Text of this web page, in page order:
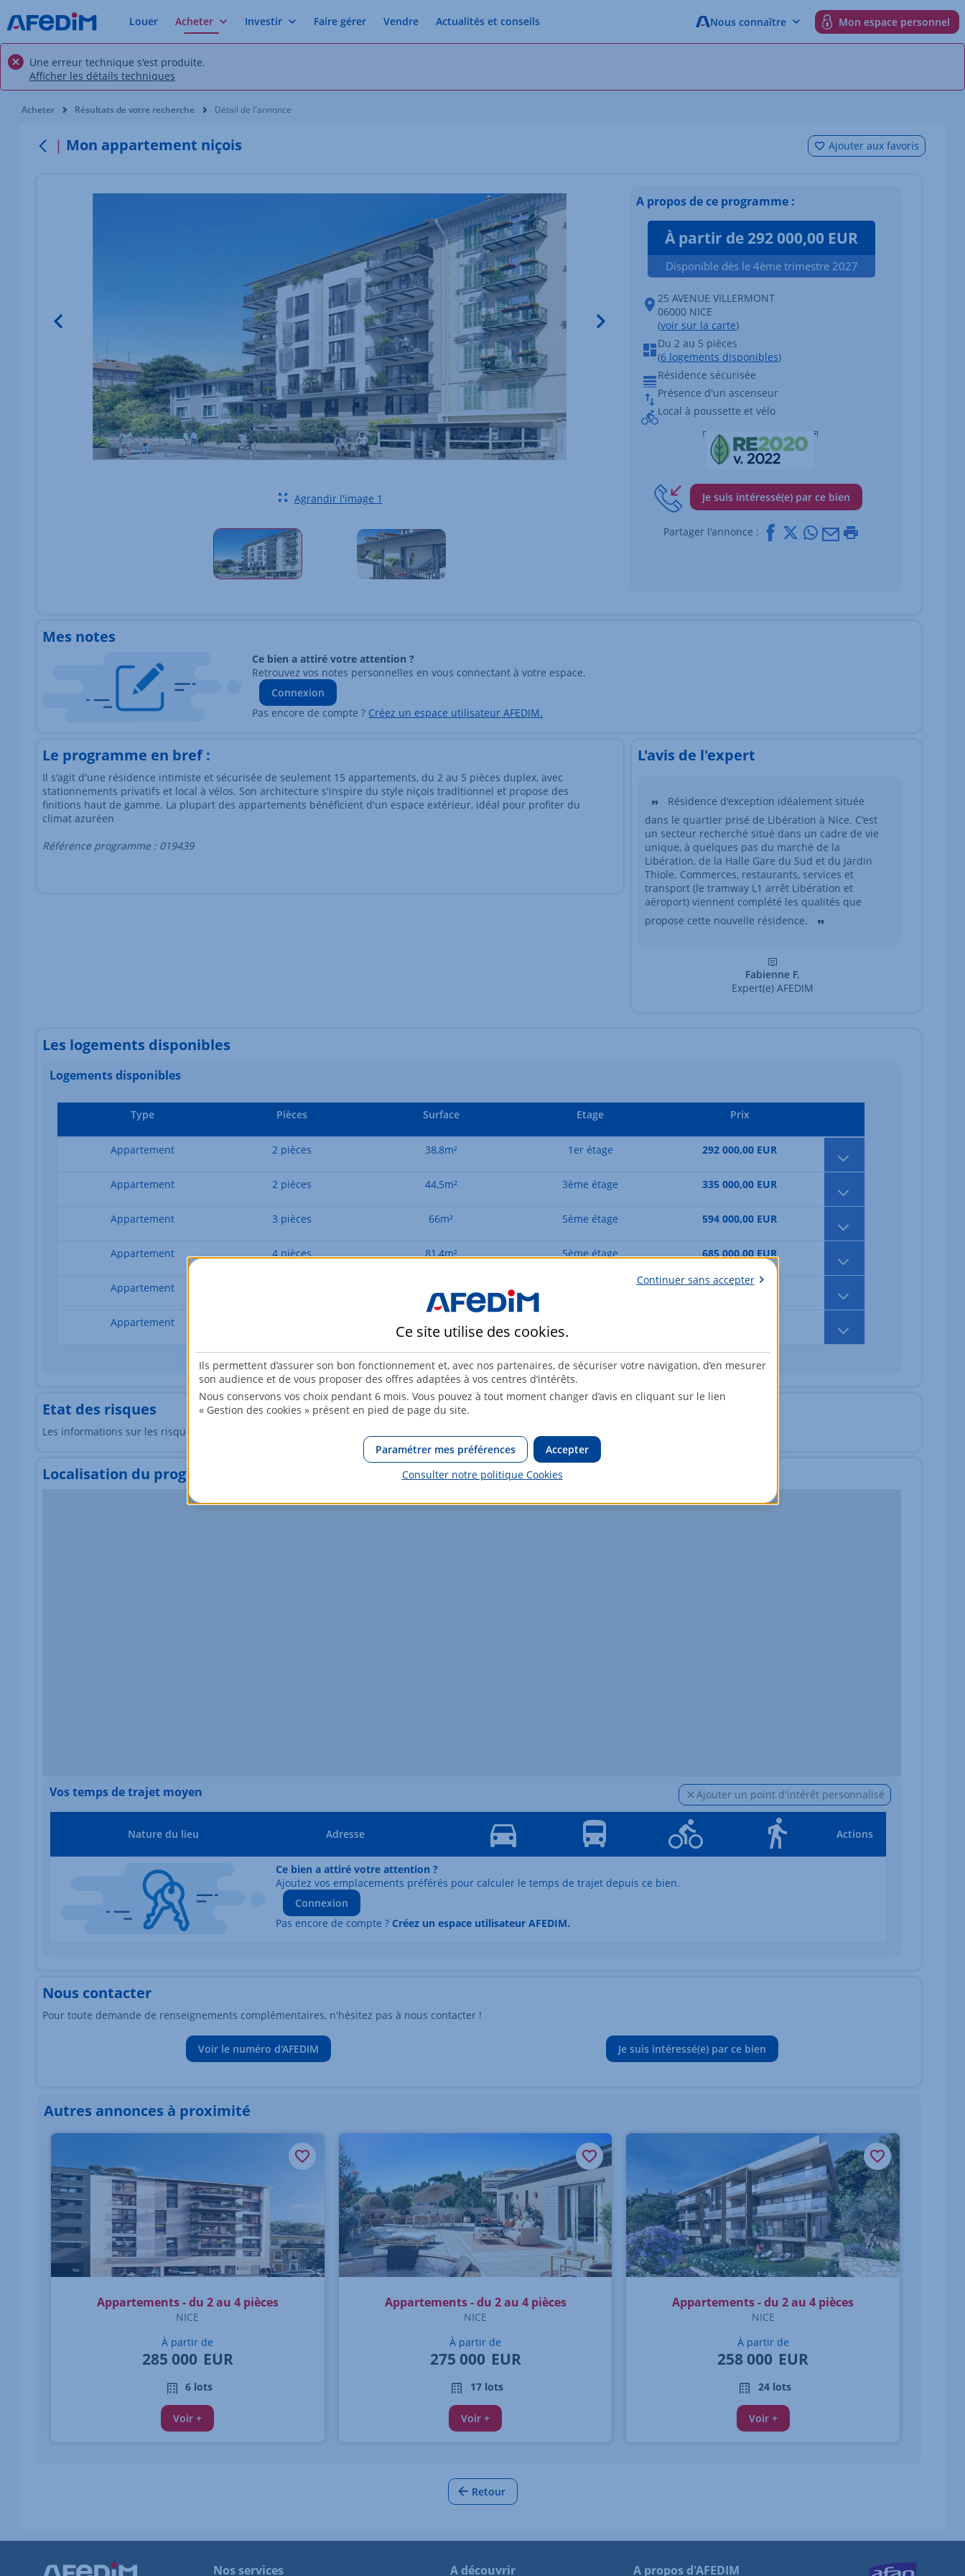
Louer Acheter Investir Faire gérer Vendre Actualités et conseils Nous connaître Mon espace personnel
Une erreur technique s'est produite.
Afficher les détails techniques
Vous êtes ici:
Acheter Résultats de votre recherche Détail de l'annonce
Retour
Mon appartement niçois Ajouter aux favoris
Image du bien Afficher l'élément précédent Image du bien Afficher l'élément suivant
Élément 1 sur 2
Agrandir l'image 1
A propos de ce programme :
À partir de 292 000,00 EUR
Disponible dès le 4ème trimestre 2027
25 AVENUE VILLERMONT
06000 NICE
(voir sur la carte)
Du 2 au 5 pièces
(6 logements disponibles)
Résidence sécurisée
Présence d'un ascenseur
Local à poussette et vélo
Je suis intéressé(e) par ce bien
Partager l'annonce : Facebook
X Whatsapp
Mail
Mes notes
Ce bien a attiré votre attention ?
Retrouvez vos notes personnelles en vous connectant à votre espace.
Connexion
Pas encore de compte ? Créez un espace utilisateur AFEDIM.
Le programme en bref :
Il s'agit d'une résidence intimiste et sécurisée de seulement 15 appartements, du 2 au 5 pièces duplex, avec
stationnements privatifs et local à vélos. Son architecture s'inspire du style niçois traditionnel et propose des
finitions haut de gamme. La plupart des appartements bénéficient d'un espace extérieur, idéal pour profiter du
climat azuréen
Référence programme : 019439
L'avis de l'expert
Résidence d'exception idéalement située
dans le quartier prisé de Libération à Nice. C'est
un secteur recherché situé dans un cadre de vie
unique, à quelques pas du marché de la
Libération, de la Halle Gare du Sud et du Jardin
Thiole. Commerces, restaurants, services et
transport (le tramway L1 arrêt Libération et
aéroport) viennent complété les qualités que
propose cette nouvelle résidence.
Fabienne F.
Expert(e) AFEDIM
Les logements disponibles
Logements disponibles
Type Pièces Surface Etage Prix
Appartement 2 pièces 38,8m² 1er étage 292 000,00 EUR
Appartement 2 pièces 44,5m² 3ème étage 335 000,00 EUR
Appartement 3 pièces 66m² 5ème étage 594 000,00 EUR
Appartement 4 pièces 81,4m² 5ème étage 685 000,00 EUR
Appartement 679 000,00 EUR
Appartement 80,3m²
Etat des risques
Les informations sur les risques auxquels ce bien est exposé sont disponibles sur le site Géorisques :
Localisation du programme
Vos temps de trajet moyen Ajouter un point d'intérêt personnalisé
Nature du lieu Adresse Actions
Ce bien a attiré votre attention ?
Ajoutez vos emplacements préférés pour calculer le temps de trajet depuis ce bien.
Connexion
Pas encore de compte ? Créez un espace utilisateur AFEDIM.
Nous contacter
Pour toute demande de renseignements complémentaires, n'hésitez pas à nous contacter !
Voir le numéro d'AFEDIM Je suis intéressé(e) par ce bien
Autres annonces à proximité
Élément 1 sur 1
Appartements - du 2 au 4 pièces
NICE
À partir de
285 000 EUR
6 lots
Voir +
Appartements - du 2 au 4 pièces
NICE
À partir de
275 000 EUR
17 lots
Voir +
Appartements - du 2 au 4 pièces
NICE
À partir de
258 000 EUR
24 lots
Voir +
Retour
Nos services A découvrir A propos d'AFEDIM
Continuer sans accepter
Ce site utilise des cookies.
Ils permettent d’assurer son bon fonctionnement et, avec nos partenaires, de sécuriser votre navigation, d’en mesurer
son audience et de vous proposer des offres adaptées à vos centres d’intérêts.
Nous conservons vos choix pendant 6 mois. Vous pouvez à tout moment changer d’avis en cliquant sur le lien
« Gestion des cookies » présent en pied de page du site.
Accepter
Paramétrer mes préférences
Consulter notre politique Cookies